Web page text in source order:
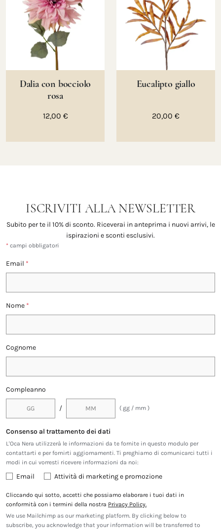
Dalia con bocciolo
rosa
12,00 €
Eucalipto giallo
20,00 €
ISCRIVITI ALLA NEWSLETTER
Subito per te il 10% di sconto. Riceverai in anteprima i nuovi arrivi, le
ispirazioni e sconti esclusivi.
* campi obbligatori
Email *
Nome *
Cognome
Compleanno
/ ( gg / mm )
Consenso al trattamento dei dati
L'Oca Nera utilizzerà le informazioni da te fornite in questo modulo per
contattarti e per fornirti aggiornamenti. Ti preghiamo di comunicarci tutti i
modi in cui vorresti ricevere informazioni da noi:
Email Attività di marketing e promozione
Cliccando qui sotto, accetti che possiamo elaborare i tuoi dati in
conformità con i termini della nostra Privacy Policy.
We use Mailchimp as our marketing platform. By clicking below to
subscribe, you acknowledge that your information will be transferred to